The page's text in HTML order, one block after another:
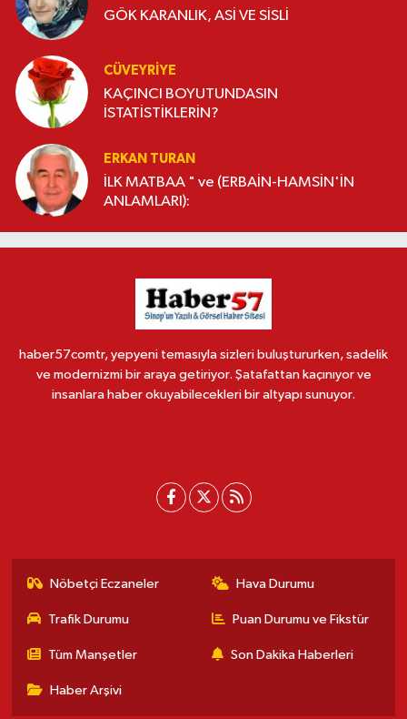
GÖK KARANLIK, ASİ VE SİSLİ
CÜVEYRIYE
KAÇINCI BOYUTUNDASIN
İSTATİSTİKLERİN?
ERKAN TURAN
İLK MATBAA " ve (ERBAİN-HAMSİN'İN
ANLAMLARI):
haber57comtr, yepyeni temasıyla sizleri buluştururken, sadelik
ve modernizmi bir araya getiriyor. Şatafattan kaçınıyor ve
insanlara haber okuyabilecekleri bir altyapı sunuyor.
Nöbetçi Eczaneler Hava Durumu
Trafik Durumu Puan Durumu ve Fikstür
Tüm Manşetler Son Dakika Haberleri
Haber Arşivi